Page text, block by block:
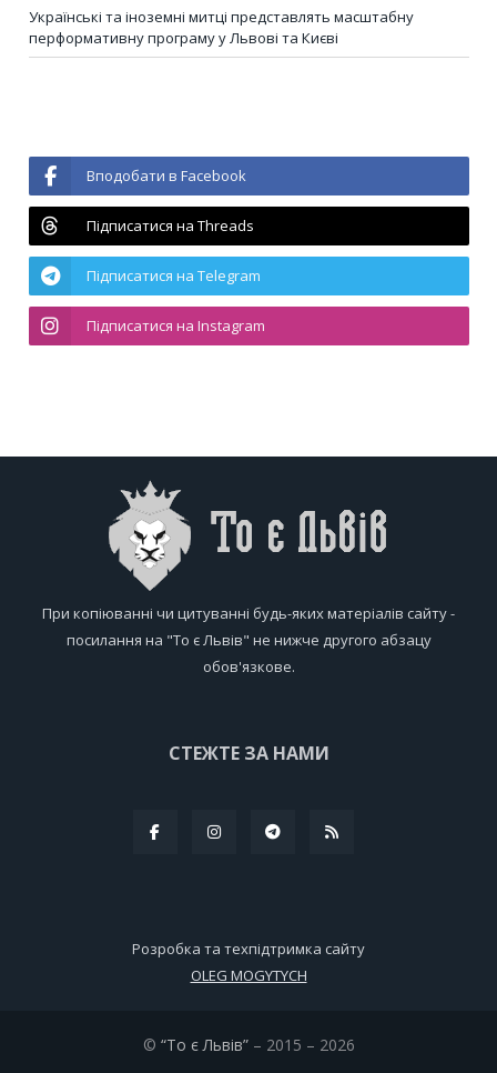
Українські та іноземні митці представлять масштабну
перформативну програму у Львові та Києві
Вподобати в Facebook
Підписатися на Threads
Підписатися на Telegram
Підписатися на Instagram
При копіюванні чи цитуванні будь-яких матеріалів сайту -
посилання на "То є Львів" не нижче другого абзацу
обов'язкове.
СТЕЖТЕ ЗА НАМИ
Розробка та техпідтримка сайту
OLEG MOGYTYCH
© “То є Львів”– 2015 – 2026